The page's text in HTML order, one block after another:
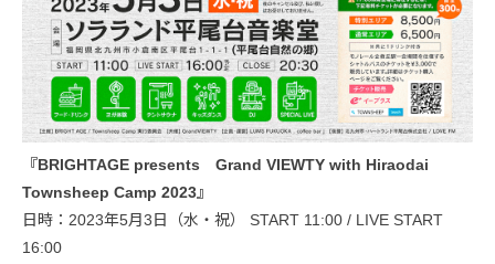
『BRIGHTAGE presents Grand VIEWTY with Hiraodai
Townsheep Camp 2023』
日時：2023年5月3日（水・祝） START 11:00 / LIVE START
16:00